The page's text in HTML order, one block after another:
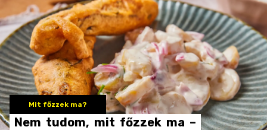
Mit főzzek ma?
Nem tudom, mit főzzek ma –